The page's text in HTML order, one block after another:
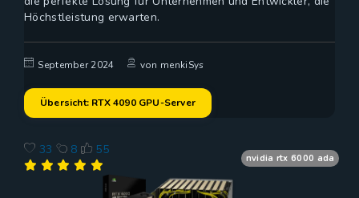
Höchstleistung erwarten.
September 2024 von menkiSys
Übersicht: RTX 4090 GPU-Server
33 8 55
nvidia rtx 6000 ada